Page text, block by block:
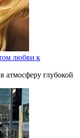
любви к
атмосферу глубокой